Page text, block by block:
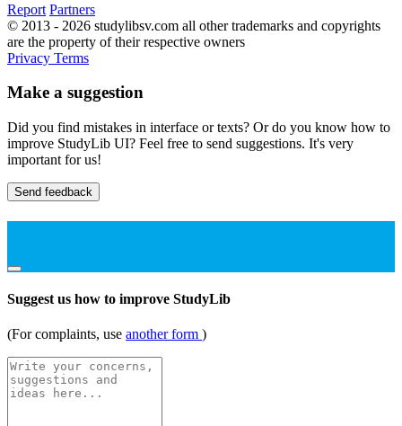
Report Partners
© 2013 - 2026 studylibsv.com all other trademarks and copyrights
are the property of their respective owners
Privacy Terms
Make a suggestion
Did you find mistakes in interface or texts? Or do you know how to
improve StudyLib UI? Feel free to send suggestions. It's very
important for us!
Send feedback
Suggest us how to improve StudyLib
(For complaints, use another form )